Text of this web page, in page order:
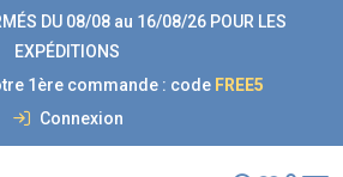
DU 08/08 au 16/08/26 POUR LES
EXPÉDITIONS
1ère commande : code FREE5
Connexion